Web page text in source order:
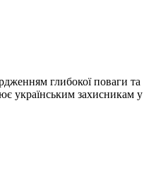
глибокої поваги та
українським захисникам у